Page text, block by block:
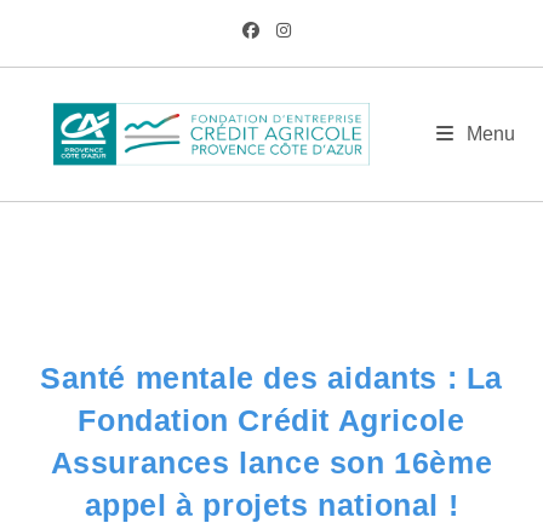
content
Menu
BLOG
AM / Mai Actualités / Santé mentale des aidants : La Fondation
Santé mentale des aidants : La
Fondation Crédit Agricole
Assurances lance son 16ème
appel à projets national !